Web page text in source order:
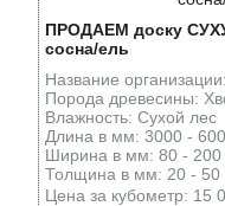
ПРОДАЕМ доску
сосна/ель
Название
Порода древесины:
Влажность: Сухой лес
Длина в мм: 3000 -
Ширина в мм: 80 - 200
Толщина в мм: 20 - 50
Цена за кубометр: 15